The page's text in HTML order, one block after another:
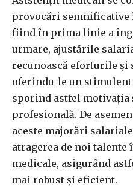
provocări
fiind în prima linie a
urmare, ajustările
recunoască eforturile și
oferindu-le un
sporind astfel motivația
profesională. De
aceste majorări
atragerea de noi
medicale, asigurând
mai robust și eficient.